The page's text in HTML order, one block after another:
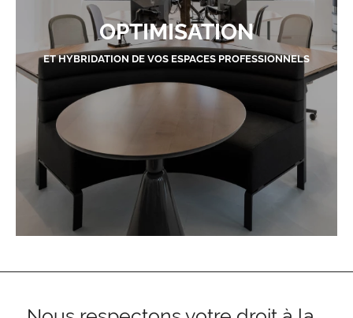
OPTIMISATION
ET HYBRIDATION DE VOS ESPACES PROFESSIONNELS